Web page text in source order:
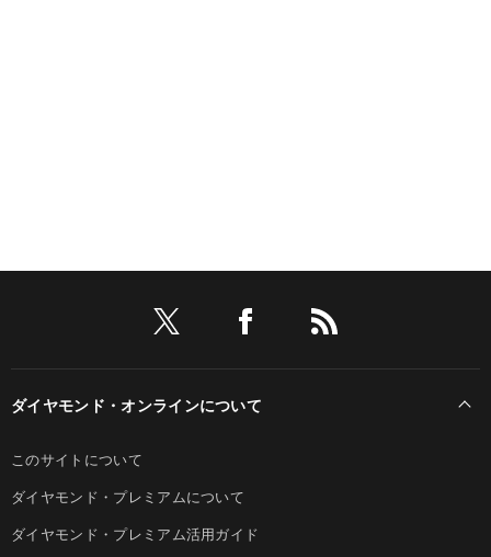
ダイヤモンド・オンラインについて
このサイトについて
ダイヤモンド・プレミアムについて
ダイヤモンド・プレミアム活用ガイド